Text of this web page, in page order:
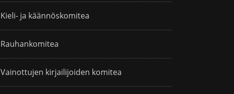
Kieli- ja käännöskomitea
Rauhankomitea
Vainottujen kirjailijoiden komitea